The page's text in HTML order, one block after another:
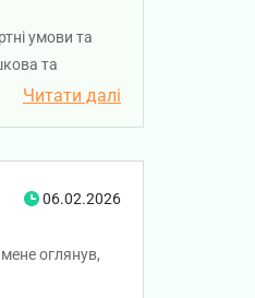
умови та
та
Читати далі
06.02.2026
оглянув,